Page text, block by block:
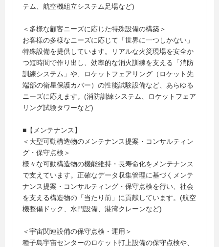
テム、航空機組立システム足場など)
＜多様な顧客ニーズに応じた特殊設備の構築＞
お客様の多様なニーズに応じて「世界に一つしかない」
特殊設備を提供しています。リアルな火災現場を安全か
つ短時間で作り出し、効率的な消火訓練を支える「消防
訓練システム」や、ロケットフェアリング（ロケット先
端部の衛星保護カバー）の性能試験設備など、あらゆる
ニーズに応えます。(消防訓練システム、ロケットフェア
リング試験タワーなど)
■【メンテナンス】
＜大型可動構造物のメンテナンス提案・コンサルティン
グ・保守点検＞
様々な可動構造物の機能維持・長寿命化をメンテナンス
で支えています。正確なデータ収集管理に基づくメンテ
ナンス提案・コンサルティング・保守点検を行い、社会
を支える構造物の「当たり前」に貢献しています。(航空
機整備ドック、水門設備、港湾クレーンなど)
＜宇宙関連設備の保守点検・運用＞
種子島宇宙センターのロケット打上設備の保守点検や、